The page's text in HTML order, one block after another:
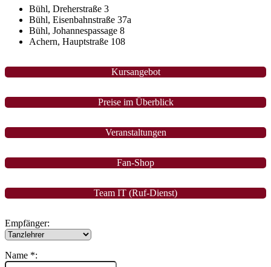
Bühl, Dreherstraße 3
Bühl, Eisenbahnstraße 37a
Bühl, Johannespassage 8
Achern, Hauptstraße 108
Kursangebot
Preise im Überblick
Veranstaltungen
Fan-Shop
Team IT (Ruf-Dienst)
Empfänger:
Name *: